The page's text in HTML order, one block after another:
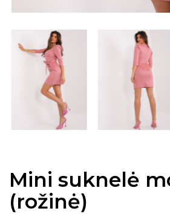
Mini suknelė
(rožinė)